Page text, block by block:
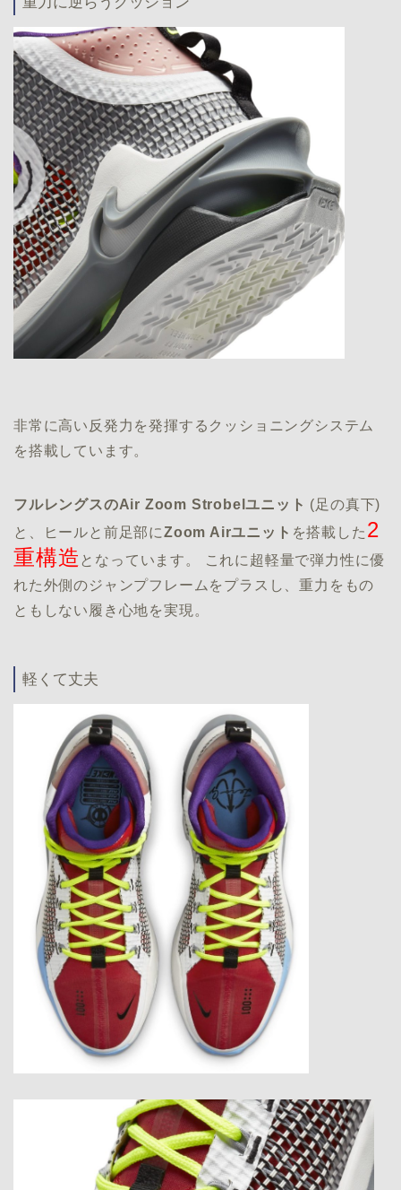
非常に高い反発力を発揮するクッショニングシステム
を搭載しています。
フルレングスのAir Zoom Strobelユニット (足の真下)
と、ヒールと前足部にZoom Airユニット を搭載した 2
重構造 となっています。 これに超軽量で弾力性に優
れた外側のジャンプフレームをプラスし、重力をもの
ともしない履き心地を実現。
軽くて丈夫